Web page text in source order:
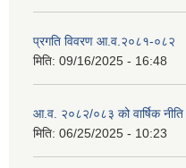
प्रगति विवरण आ.व.२०८१-०८२
मिति: 09/16/2025 - 16:48
आ.व. २०८२/०८३ को वार्षिक
मिति: 06/25/2025 - 10:23